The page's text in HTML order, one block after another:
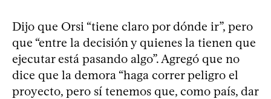
Dijo que Orsi “tiene claro por dónde ir”, pero
que “entre la decisión y quienes la tienen que
ejecutar está pasando algo”. Agregó que no
dice que la demora “haga correr peligro el
proyecto, pero sí tenemos que, como país, dar